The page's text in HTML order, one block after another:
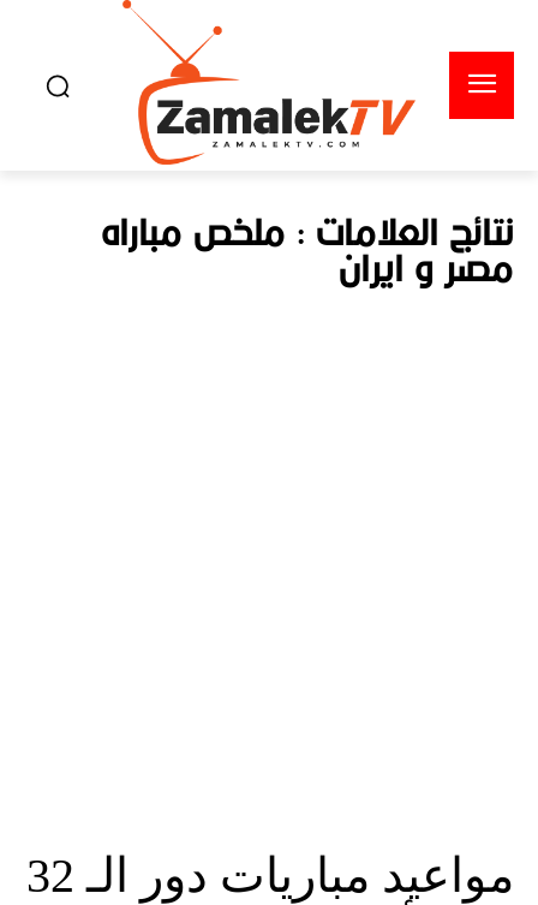
نتائج العلامات : ملخص مباراه
مصر و ايران
مواعيد مباريات دور الـ 32